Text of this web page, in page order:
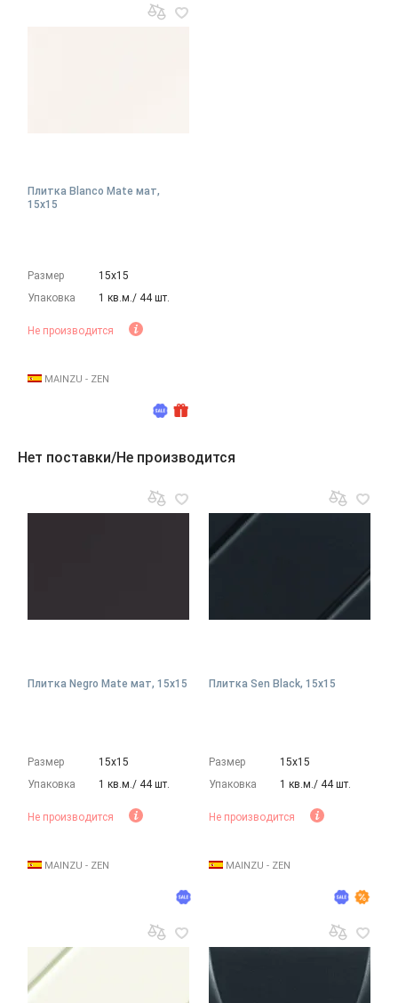
Плитка Blanco Mate мат,
15x15
Размер
15х15
Упаковка
1 кв.м./ 44 шт.
Не производится
MAINZU - ZEN
Нет поставки/Не производится
Плитка Negro Mate мат, 15x15
Размер
15х15
Упаковка
1 кв.м./ 44 шт.
Не производится
MAINZU - ZEN
Плитка Sen Black, 15x15
Размер
15х15
Упаковка
1 кв.м./ 44 шт.
Не производится
MAINZU - ZEN